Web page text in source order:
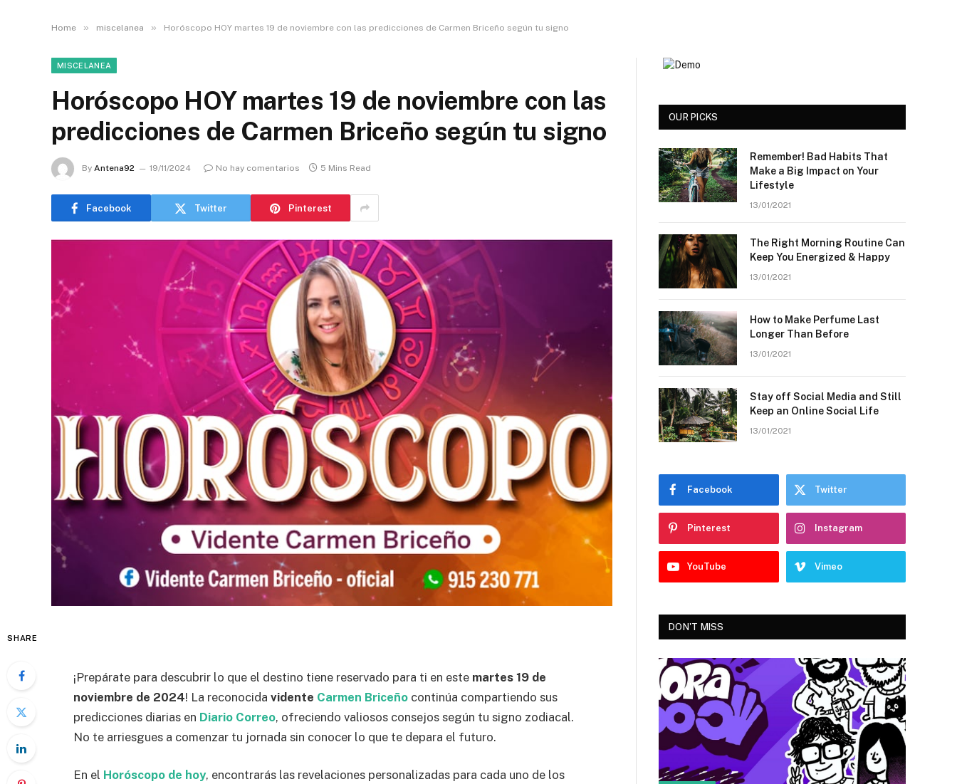
Home » miscelanea » Horóscopo HOY martes 19 de noviembre con las predicciones de Carmen Briceño según tu signo
MISCELANEA
Horóscopo HOY martes 19 de noviembre con las
predicciones de Carmen Briceño según tu signo
By Antena92 19/11/2024 No hay comentarios 5 Mins Read
Facebook Twitter Pinterest
SHARE
¡Prepárate para descubrir lo que el destino tiene reservado para ti en este martes 19 de
noviembre de 2024! La reconocida vidente Carmen Briceño continúa compartiendo sus
predicciones diarias en Diario Correo, ofreciendo valiosos consejos según tu signo zodiacal.
No te arriesgues a comenzar tu jornada sin conocer lo que te depara el futuro.
En el Horóscopo de hoy, encontrarás las revelaciones personalizadas para cada uno de los
OUR PICKS
Remember! Bad Habits That
Make a Big Impact on Your
Lifestyle
13/01/2021
The Right Morning Routine Can
Keep You Energized & Happy
13/01/2021
How to Make Perfume Last
Longer Than Before
13/01/2021
Stay off Social Media and Still
Keep an Online Social Life
13/01/2021
Facebook Twitter
Pinterest Instagram
YouTube Vimeo
DON'T MISS